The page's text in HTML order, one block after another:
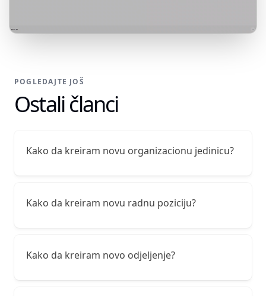
POGLEDAJTE JOŠ
Ostali članci
Kako da kreiram novu organizacionu jedinicu?
Kako da kreiram novu radnu poziciju?
Kako da kreiram novo odjeljenje?